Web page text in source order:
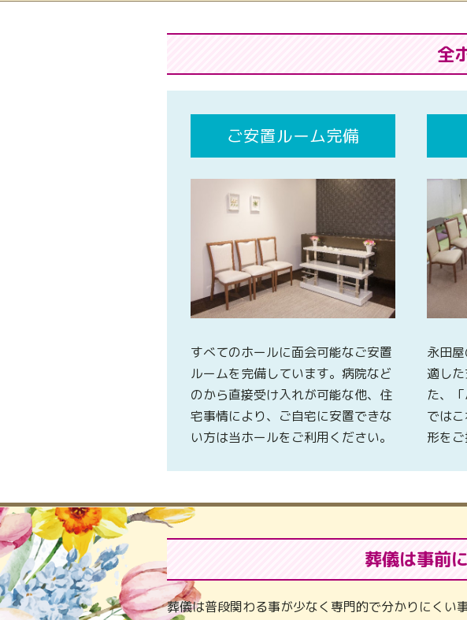
全
ご安置ルーム完備
すべてのホールに面会可能なご安置
ルームを完備しています。病院など
のから直接受け入れが可能な他、住
宅事情により、ご自宅に安置できな
い方は当ホールをご利用ください。
永田
適し
た、
では
形をご
葬儀は事前
葬儀は普段関わる事が少なく専門的で分かりにくい